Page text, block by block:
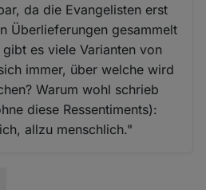
da die Evangelisten erst
Überlieferungen gesammelt
es viele Varianten von
immer, über welche wird
Warum wohl schrieb
diese Ressentiments):
allzu menschlich."